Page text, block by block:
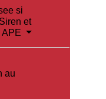
si
et
APE
au